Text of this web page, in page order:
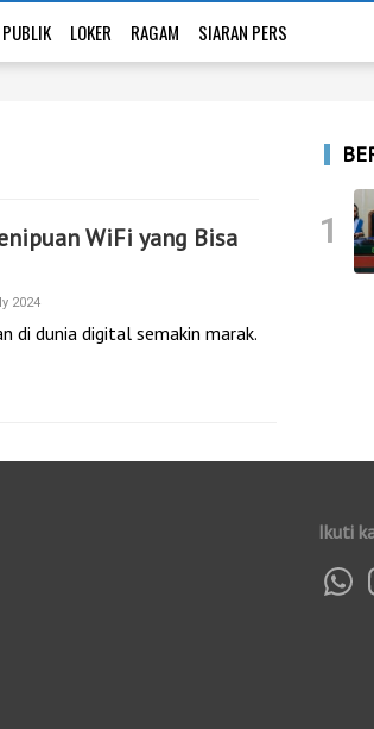
LOKER RAGAM SIARAN PERS
WiFi yang Bisa
2024
di dunia digital semakin marak.
1
Ikuti